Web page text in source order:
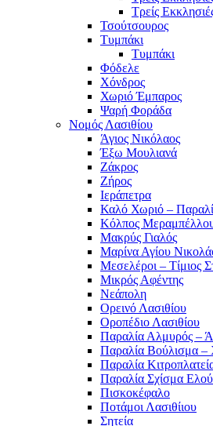
Τρείς
Τσούτσουρος
Τυμπάκι
Τυμπάκι
Φόδελε
Χόνδρος
Χωριό Έμπαρος
Ψαρή Φοράδα
Νομός Λασιθίου
Άγιος Νικόλαος
Έξω Μουλιανά
Ζάκρος
Ζήρος
Ιεράπετρα
Καλό Χωριό –
Κόλπος
Μακρύς Γιαλός
Μαρίνα Αγίου
Μεσελέροι – Τίμιος
Μικρός Αφέντης
Νεάπολη
Ορεινό Λασιθίου
Οροπέδιο Λασιθίου
Παραλία Αλμυρός –
Παραλία Βούλισμα
Παραλία
Παραλία Σχίσμα
Πισκοκέφαλο
Ποτάμοι Λασιθίιου
Σητεία